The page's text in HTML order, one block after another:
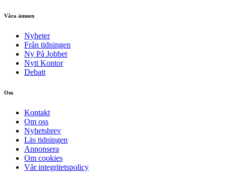
Våra ämnen
Nyheter
Från tidningen
Ny På Jobbet
Nytt Kontor
Debatt
Om
Kontakt
Om oss
Nyhetsbrev
Läs tidningen
Annonsera
Om cookies
Vår integritetspolicy